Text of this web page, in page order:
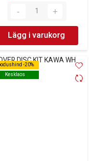
Lägg i varukorg
-20%
Kesklaos
-20%
Kesklaos